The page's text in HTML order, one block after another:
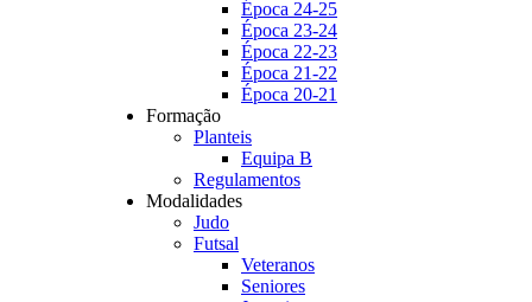
Época 24-25
Época 23-24
Época 22-23
Época 21-22
Época 20-21
Formação
Planteis
Equipa B
Regulamentos
Modalidades
Judo
Futsal
Veteranos
Seniores